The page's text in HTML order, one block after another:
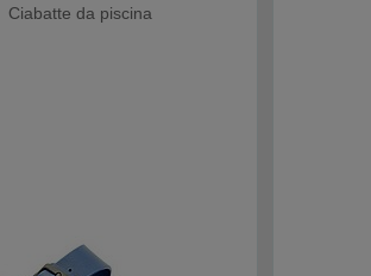
Ciabatte da piscina